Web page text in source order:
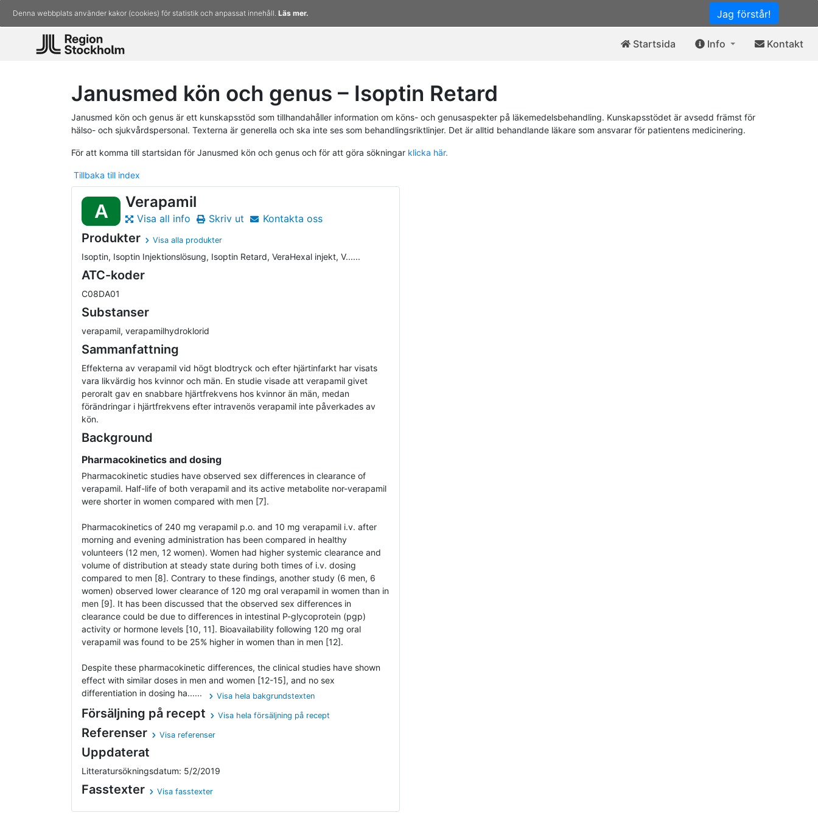
Jag förstår!
Denna webbplats använder kakor (cookies) för statistik och anpassat innehåll. Läs mer.
Startsida Info Kontakt
Janusmed kön och genus – Isoptin Retard
Janusmed kön och genus är ett kunskapsstöd som tillhandahåller information om köns- och genusaspekter på läkemedelsbehandling. Kunskapsstödet är avsedd främst för
hälso- och sjukvårdspersonal. Texterna är generella och ska inte ses som behandlingsriktlinjer. Det är alltid behandlande läkare som ansvarar för patientens medicinering.
För att komma till startsidan för Janusmed kön och genus och för att göra sökningar klicka här.
Tillbaka till index
A Verapamil
Visa all info Skriv ut Kontakta oss
Produkter Visa alla produkter
Isoptin, Isoptin Injektionslösung, Isoptin Retard, VeraHexal injekt, V......
ATC-koder
C08DA01
Substanser
verapamil, verapamilhydroklorid
Sammanfattning
Effekterna av verapamil vid högt blodtryck och efter hjärtinfarkt har visats
vara likvärdig hos kvinnor och män. En studie visade att verapamil givet
peroralt gav en snabbare hjärtfrekvens hos kvinnor än män, medan
förändringar i hjärtfrekvens efter intravenös verapamil inte påverkades av
kön.
Background
Pharmacokinetics and dosing
Pharmacokinetic studies have observed sex differences in clearance of
verapamil. Half-life of both verapamil and its active metabolite nor-verapamil
were shorter in women compared with men [7].
Pharmacokinetics of 240 mg verapamil p.o. and 10 mg verapamil i.v. after
morning and evening administration has been compared in healthy
volunteers (12 men, 12 women). Women had higher systemic clearance and
volume of distribution at steady state during both times of i.v. dosing
compared to men [8]. Contrary to these findings, another study (6 men, 6
women) observed lower clearance of 120 mg oral verapamil in women than in
men [9]. It has been discussed that the observed sex differences in
clearance could be due to differences in intestinal P-glycoprotein (pgp)
activity or hormone levels [10, 11]. Bioavailability following 120 mg oral
verapamil was found to be 25% higher in women than in men [12].
Despite these pharmacokinetic differences, the clinical studies have shown
effect with similar doses in men and women [12-15], and no sex
differentiation in dosing ha......
Visa hela bakgrundstexten
Försäljning på recept Visa hela försäljning på recept
Referenser Visa referenser
Uppdaterat
Litteratursökningsdatum: 5/2/2019
Fasstexter Visa fasstexter